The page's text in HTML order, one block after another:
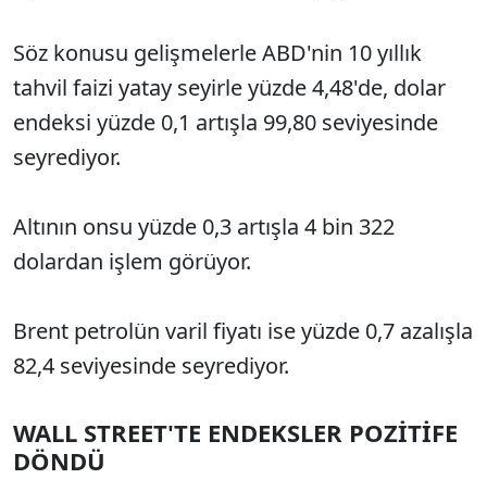
Söz konusu gelişmelerle ABD'nin 10 yıllık
tahvil faizi yatay seyirle yüzde 4,48'de, dolar
endeksi yüzde 0,1 artışla 99,80 seviyesinde
seyrediyor.
Altının onsu yüzde 0,3 artışla 4 bin 322
dolardan işlem görüyor.
Brent petrolün varil fiyatı ise yüzde 0,7 azalışla
82,4 seviyesinde seyrediyor.
WALL STREET'TE ENDEKSLER POZİTİFE
DÖNDÜ